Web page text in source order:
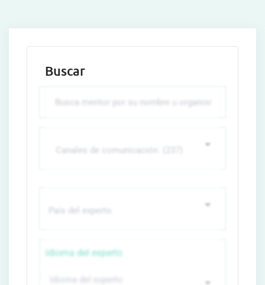
Buscar
Idioma del experto